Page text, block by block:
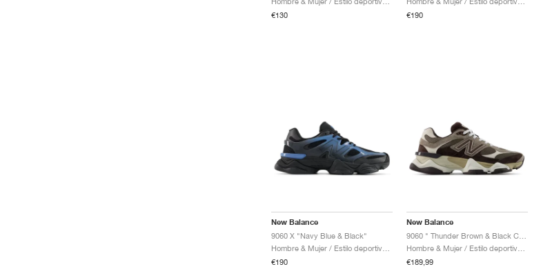
€130
€190
New Balance
9060 X "Navy Blue & Black"
€190
New Balance
9060 " Thunder Brown & Black Coffee"
€189,99